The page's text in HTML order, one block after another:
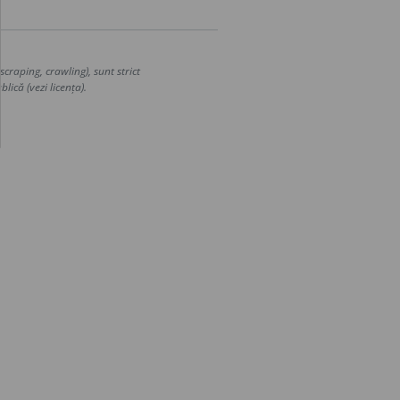
crawling), sunt strict
(vezi licența).